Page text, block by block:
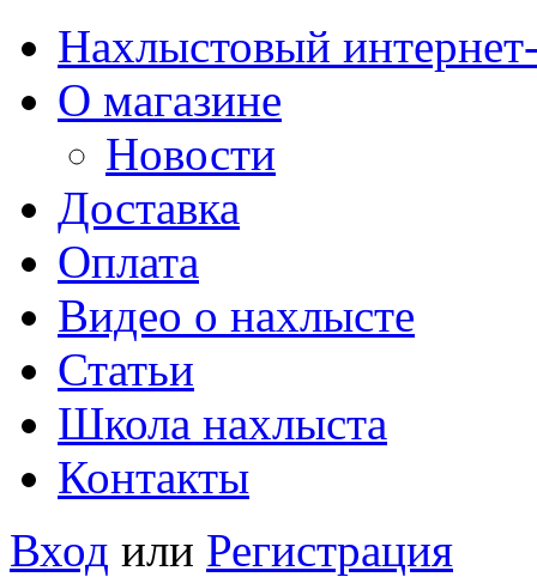
Нахлыстовый
О магазине
Новости
Доставка
Оплата
Видео о нахлысте
Статьи
Школа нахлыста
Контакты
Вход или Регистрация